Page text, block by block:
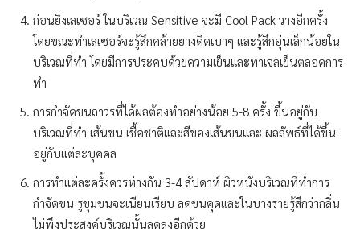
ก่อนยิงเลเซอร์ ในบริเวณ Sensitive จะมี Cool Pack วางอีกครั้ง
โดยขณะทำเลเซอร์จะรู้สึกคล้ายยางดีดเบาๆ และรู้สึกอุ่นเล็กน้อยใน
บริเวณที่ทำ โดยมีการประคบด้วยความเย็นและทาเจลเย็นตลอดการ
ทำ
การกำจัดขนถาวรที่ได้ผลต้องทำอย่างน้อย 5-8 ครั้ง ขึ้นอยู่กับ
บริเวณที่ทำ เส้นขน เชื้อชาติและสีของเส้นขนและ ผลลัพธ์ที่ได้ขึ้น
อยู่กับแต่ละบุคคล
การทำแต่ละครั้งควรห่างกัน 3-4 สัปดาห์ ผิวหนังบริเวณที่ทำการ
กำจัดขน รูขุมขนจะเนียนเรียบ ลดขนคุดและในบางรายรู้สึกว่ากลิ่น
ไม่พึงประสงค์บริเวณนั้นลดลงอีกด้วย